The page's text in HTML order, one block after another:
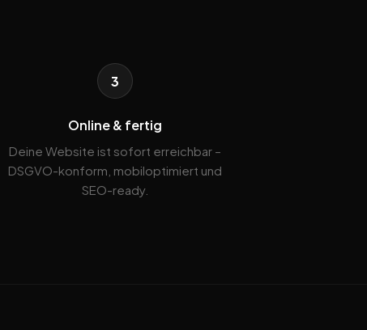
3
Online & fertig
Deine Website ist sofort erreichbar –
DSGVO-konform, mobiloptimiert und
SEO-ready.